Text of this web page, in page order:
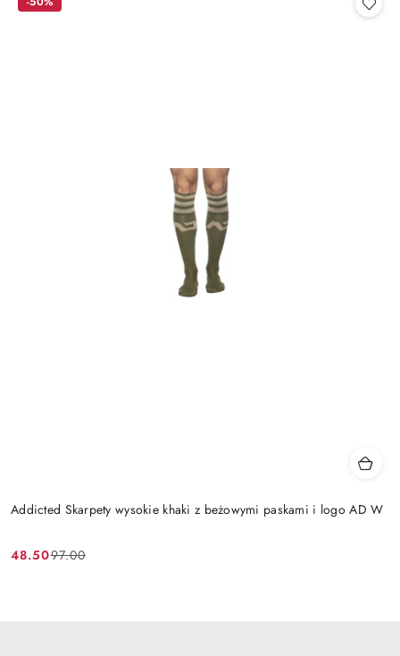
Addicted Skarpety wysokie khaki z beżowymi paskami i logo AD W
Cena
48.50
Cena
97.00